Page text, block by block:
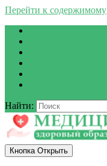
Перейти к содержимому
Найти:
Кнопка Открыть